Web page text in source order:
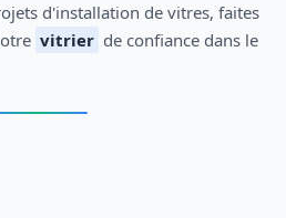
d'installation de vitres, faites
vitrier de confiance dans le